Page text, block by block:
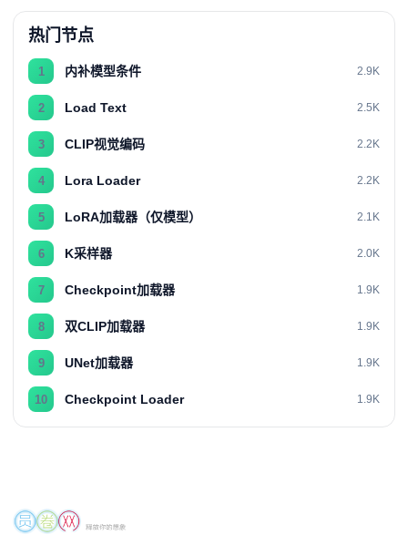
热门节点
1 内补模型条件 2.9K
2 Load Text 2.5K
3 CLIP视觉编码 2.2K
4 Lora Loader 2.2K
5 LoRA加载器（仅模型） 2.1K
6 K采样器 2.0K
7 Checkpoint加载器 1.9K
8 双CLIP加载器 1.9K
9 UNet加载器 1.9K
10 Checkpoint Loader 1.9K